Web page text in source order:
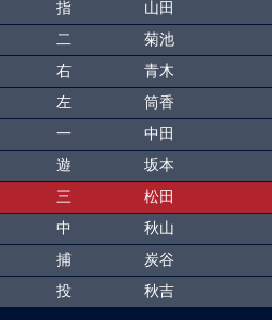
指
山田
二
菊池
右
青木
左
筒香
一
中田
遊
坂本
三
松田
中
秋山
捕
炭谷
投
秋吉